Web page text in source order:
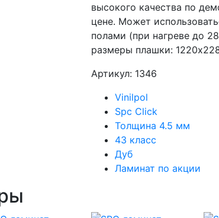
высокого качества по
цене. Может
полами (при нагреве до
размеры плашки:
Артикул: 1346
Vinilpol
Spc Click
Толщина 4.5 мм
43 класс
Дуб
Ламинат по акции